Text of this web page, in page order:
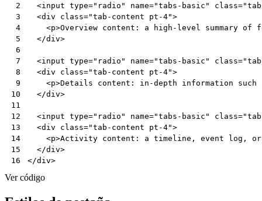
2
3
4
5
6
7
8
9
10
11
12
13
14
15
16
<input type="radio" name="tabs-basic" class=
<div class="tab-content pt-4">
<p>Overview content: a high-level summary
</div>
<input type="radio" name="tabs-basic" class=
<div class="tab-content pt-4">
<p>Details content: in-depth information such
</div>
<input type="radio" name="tabs-basic" class=
<div class="tab-content pt-4">
<p>Activity content: a timeline, event log,
</div>
</div>
Ver código